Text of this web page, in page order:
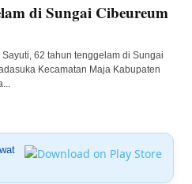
di Sungai Cibeureum
62 tahun tenggelam di Sungai
Kecamatan Maja Kabupaten